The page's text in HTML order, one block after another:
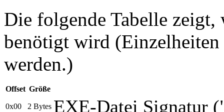
Die folgende Tabelle
benötigt wird
werden.)
Offset Größe
0x00 2 Bytes EXE-Datei Signatur